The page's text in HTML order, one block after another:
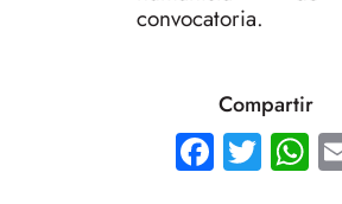
convocatoria.
Compartir